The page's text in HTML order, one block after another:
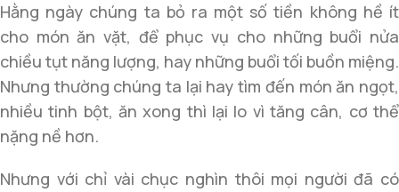
Hằng ngày chúng ta bỏ ra một số tiền không hề ít
cho món ăn vặt, để phục vụ cho những buổi nửa
chiều tụt năng lượng, hay những buổi tối buồn miệng.
Nhưng thường chúng ta lại hay tìm đến món ăn ngọt,
nhiều tinh bột, ăn xong thì lại lo vì tăng cân, cơ thể
nặng nề hơn.
Nhưng với chỉ vài chục nghìn thôi mọi người đã có